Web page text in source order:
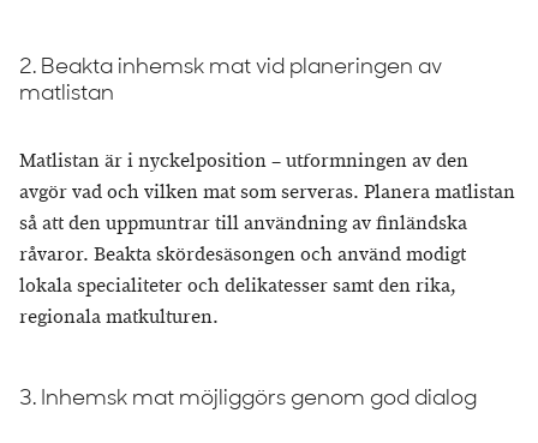
2. Beakta inhemsk mat vid planeringen av
matlistan
Matlistan är i nyckelposition – utformningen av den
avgör vad och vilken mat som serveras. Planera matlistan
så att den uppmuntrar till användning av finländska
råvaror. Beakta skördesäsongen och använd modigt
lokala specialiteter och delikatesser samt den rika,
regionala matkulturen.
3. Inhemsk mat möjliggörs genom god dialog